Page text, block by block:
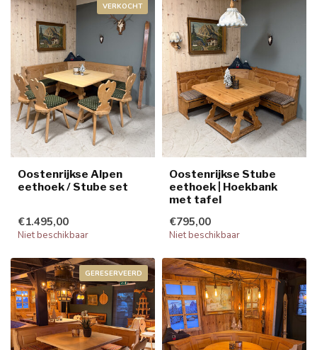
VERKOCHT
Oostenrijkse Alpen
eethoek / Stube set
€1.495,00
Niet beschikbaar
Oostenrijkse Stube
eethoek | Hoekbank
met tafel
€795,00
Niet beschikbaar
GERESERVEERD